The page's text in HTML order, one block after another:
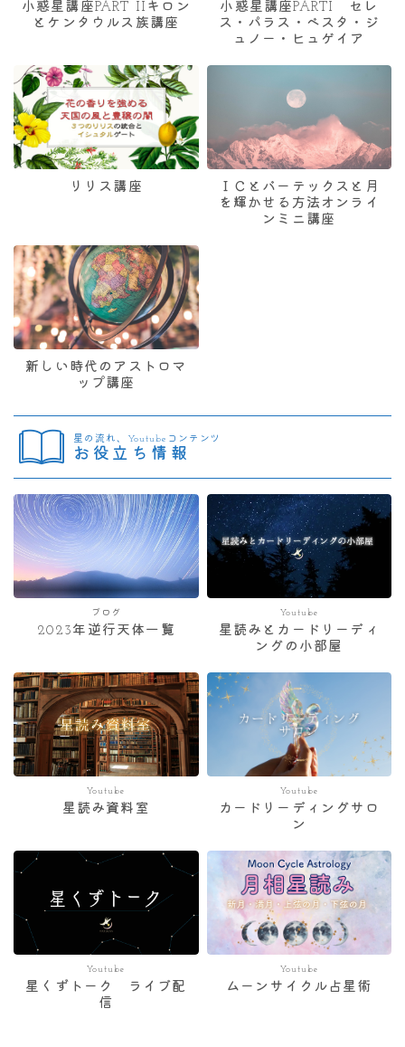
小惑星講座PART IIキロン
とケンタウルス族講座
小惑星講座PARTI セレ
ス・パラス・ベスタ・ジ
ュノー・ヒュゲイア
リリス講座
ＩＣとバーテックスと月
を輝かせる方法オンライ
ンミニ講座
新しい時代のアストロマ
ップ講座
星の流れ、Youtubeコンテンツ
お役立ち情報
ブログ
2023年逆行天体一覧
Youtube
星読みとカードリーディ
ングの小部屋
Youtube
星読み資料室
Youtube
カードリーディングサロ
ン
Youtube
星くずトーク ライブ配
信
Youtube
ムーンサイクル占星術